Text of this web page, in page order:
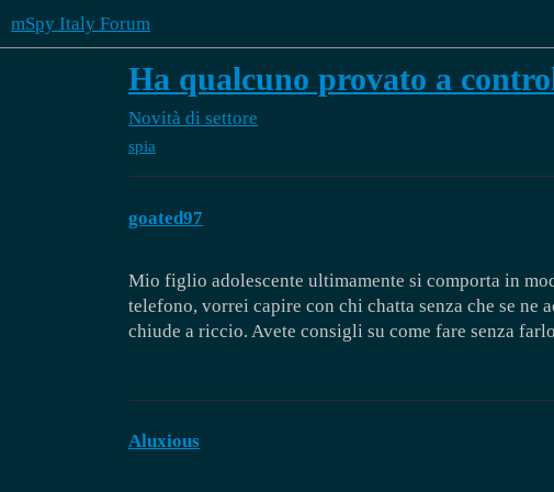
mSpy Italy Forum
Ha qualcuno provato a
Novità di settore
spia
goated97
Mio figlio adolescente ultimamente si comporta in
telefono, vorrei capire con chi chatta senza che se ne
chiude a riccio. Avete consigli su come fare senza
Aluxious